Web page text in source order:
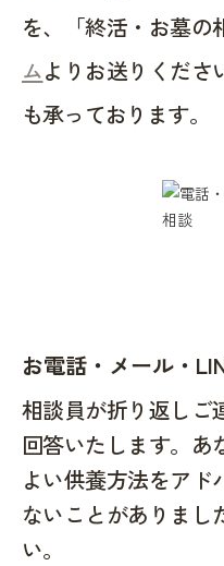
を、「終活・お墓の
ムよりお送りくださ
も承っております。
お電話・メール・
相談員が折り返しご
回答いたします。あ
よい供養方法をアド
ないことがありまし
い。